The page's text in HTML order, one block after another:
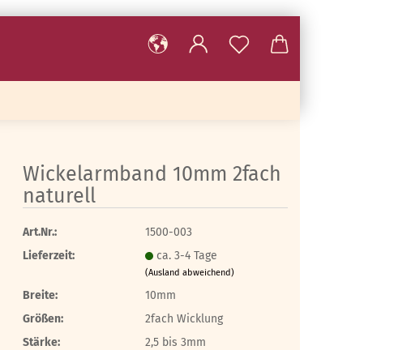
Wickelarmband 10mm 2fach
naturell
Art.Nr.:
1500-003
Lieferzeit:
ca. 3-4 Tage
(Ausland abweichend)
Breite:
10mm
Größen:
2fach Wicklung
Stärke:
2,5 bis 3mm